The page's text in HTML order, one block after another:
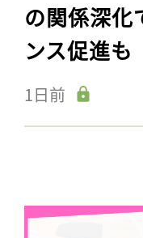
の関係深化
ンス促進も
1日前